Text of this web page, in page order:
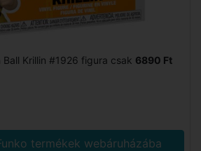
Krillin #1926 figura csak 6890 Ft
termékek webáruházába